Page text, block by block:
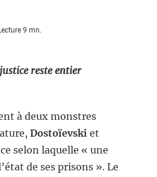
9 mn.
reste entier
à deux monstres
Dostoïevski et
selon laquelle « une
de ses prisons ». Le